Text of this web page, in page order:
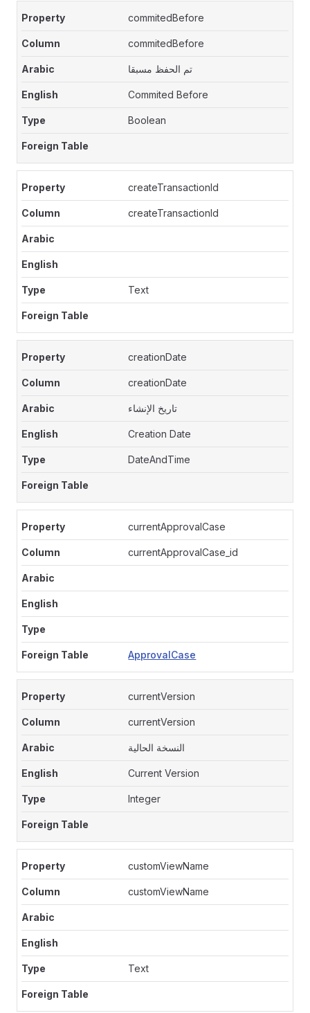
commitedBefore
commitedBefore
تم الحفظ مسبقا
Commited Before
Boolean
createTransactionId
createTransactionId
Text
creationDate
creationDate
تاريخ الإنشاء
Creation Date
DateAndTime
currentApprovalCase
currentApprovalCase_id
ApprovalCase
currentVersion
currentVersion
النسخة الحالية
Current Version
Integer
customViewName
customViewName
Text